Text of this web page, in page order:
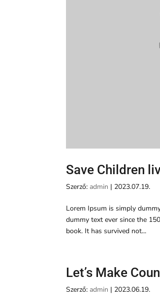
Save Children
Szerző:admin | 2023.07.19.
Lorem Ipsum is simply
dummy text ever since the
book. It has survived not...
Let’s Make
Szerző:admin | 2023.06.19.